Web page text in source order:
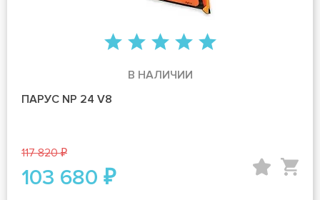
В НАЛИЧИИ
ПАРУС NP 24 V8
117 820 ₽
103 680 ₽